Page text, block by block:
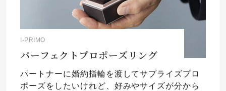
I-PRIMO
パーフェクトプロポーズリング
パートナーに婚約指輪を渡してサプライズプロ
ポーズをしたいけれど、好みやサイズが分から